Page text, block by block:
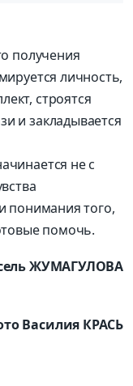
получения
личность,
строятся
и закладывается
не с
понимания того,
помочь.
ЖУМАГУЛОВА
Василия КРАСЬ